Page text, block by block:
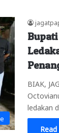
BIAK,
ledakan